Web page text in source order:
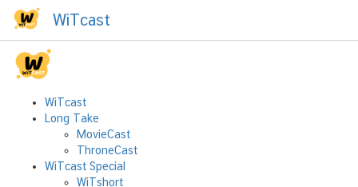
Skip
content
WiTcast
Long Take
WiTThai
About
WiTcast
WiTcast
Long Take
MovieCast
ThroneCast
WiTcast Special
WiTshort